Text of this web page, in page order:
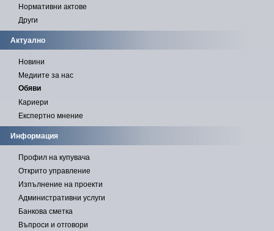
Нормативни актове
Други
Актуално
Новини
Медиите за нас
Обяви
Кариери
Експертно мнение
Информация
Профил на купувача
Открито управление
Изпълнение на проекти
Административни услуги
Банкова сметка
Въпроси и отговори